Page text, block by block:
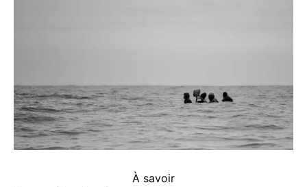
À savoir